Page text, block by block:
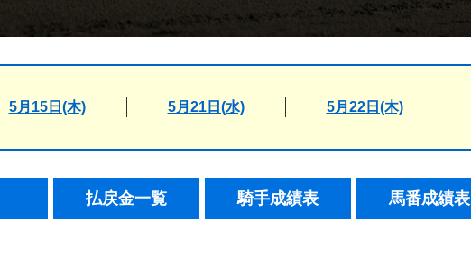
道内の発売情報(PDF)
5月15日(木) 5月21日(水) 5月22日(木)
払戻金一覧 騎手成績表 馬番成績表